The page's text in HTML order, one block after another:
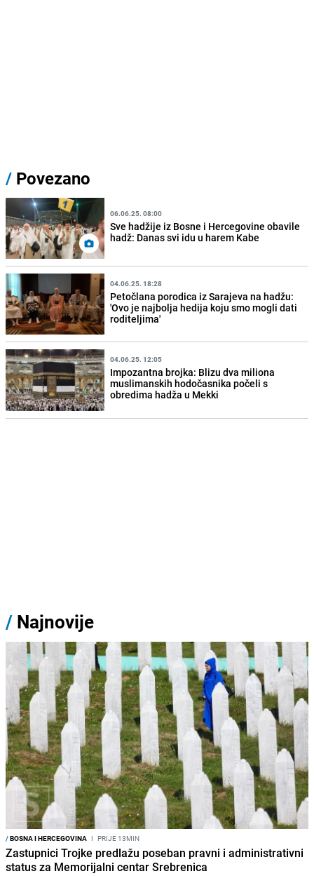
/ Povezano
06.06.25. 08:00
Sve hadžije iz Bosne i Hercegovine obavile
hadž: Danas svi idu u harem Kabe
04.06.25. 18:28
Petočlana porodica iz Sarajeva na hadžu:
'Ovo je najbolja hedija koju smo mogli dati
roditeljima'
04.06.25. 12:05
Impozantna brojka: Blizu dva miliona
muslimanskih hodočasnika počeli s
obredima hadža u Mekki
/ Najnovije
/BOSNA I HERCEGOVINA I PRIJE 13MIN
Zastupnici Trojke predlažu poseban pravni i administrativni
status za Memorijalni centar Srebrenica